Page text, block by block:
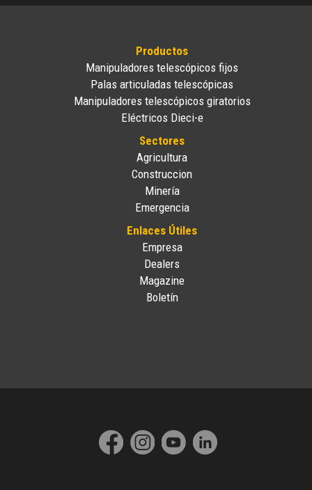
Productos
Manipuladores telescópicos fijos
Palas articuladas telescópicas
Manipuladores telescópicos giratorios
Eléctricos Dieci-e
Sectores
Agricultura
Construccion
Minería
Emergencia
Enlaces Útiles
Empresa
Dealers
Magazine
Boletín